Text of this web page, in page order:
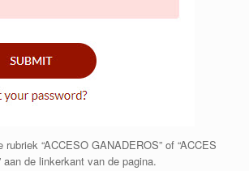
rubriek “ACCESO GANADEROS” of “ACCES
aan de linkerkant van de pagina.